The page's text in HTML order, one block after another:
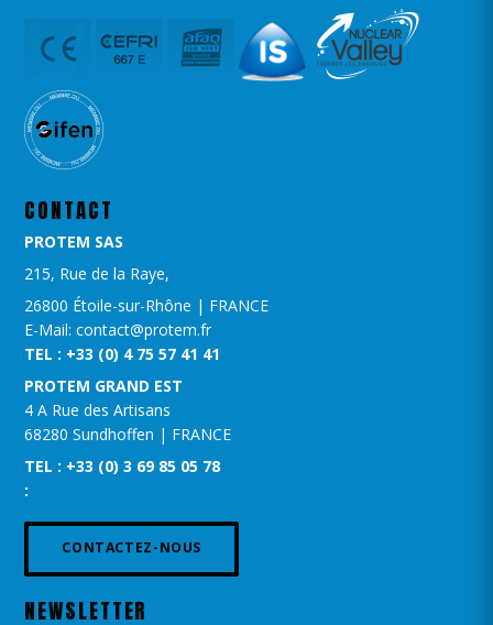
CONTACT
PROTEM SAS
215, Rue de la Raye,
26800 Étoile-sur-Rhône | FRANCE
E-Mail: contact@protem.fr
TEL : +33 (0) 4 75 57 41 41
PROTEM GRAND EST​
4 A Rue des Artisans
68280 Sundhoffen | FRANCE
TEL : +33 (0) 3 69 85 05 78
:
CONTACTEZ-NOUS
NEWSLETTER